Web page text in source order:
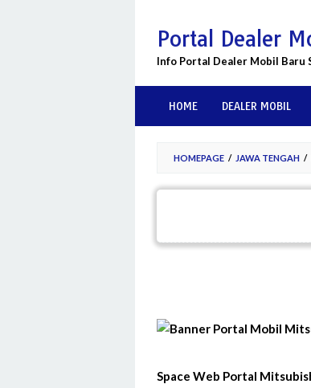
content
Portal Dealer
Info Portal Dealer Mobil Baru
HOME DEALER MOBIL
HOMEPAGE / JAWA TENGAH /
Space Web Portal